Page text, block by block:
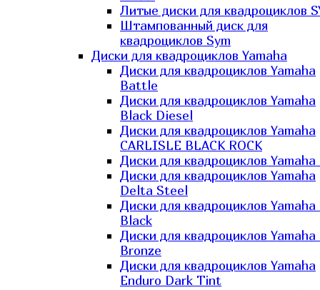
Литые диски для квадроциклов
Штампованный диск для
квадроциклов Sym
Диски для квадроциклов Yamaha
Диски для квадроциклов Yamaha
Battle
Диски для квадроциклов Yamaha
Black Diesel
Диски для квадроциклов Yamaha
CARLISLE BLACK ROCK
Диски для квадроциклов Yamaha
Диски для квадроциклов Yamaha
Delta Steel
Диски для квадроциклов
Black
Диски для квадроциклов
Bronze
Диски для квадроциклов Yamaha
Enduro Dark Tint